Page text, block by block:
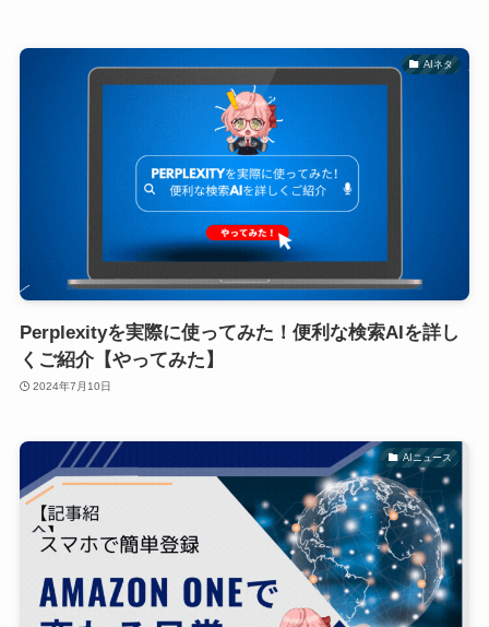
AIネタ
Perplexityを実際に使ってみた！便利な検索AIを詳し
くご紹介【やってみた】
2024年7月10日
AIニュース